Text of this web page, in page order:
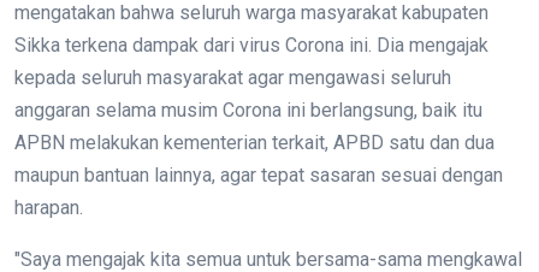
mengatakan bahwa seluruh warga masyarakat kabupaten
Sikka terkena dampak dari virus Corona ini. Dia mengajak
kepada seluruh masyarakat agar mengawasi seluruh
anggaran selama musim Corona ini berlangsung, baik itu
APBN melakukan kementerian terkait, APBD satu dan dua
maupun bantuan lainnya, agar tepat sasaran sesuai dengan
harapan.
"Saya mengajak kita semua untuk bersama-sama mengkawal